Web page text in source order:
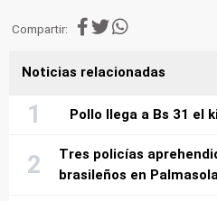
Compartir:
Noticias relacionadas
Pollo llega a Bs 31 el
Tres policías
brasileños en